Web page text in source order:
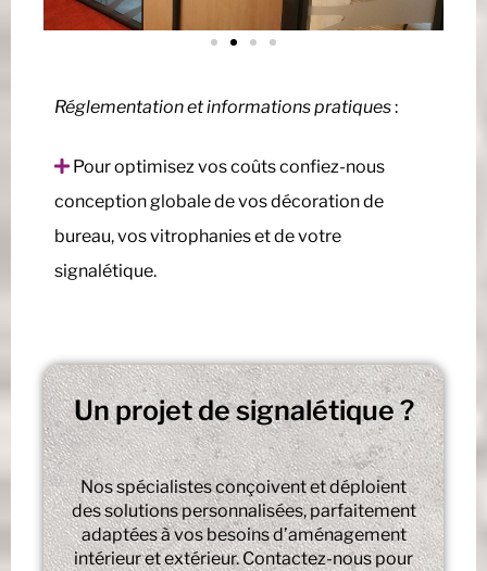
Réglementation et informations pratiques:
Pour optimisez vos coûts confiez-nous
conception globale de vos décoration de
bureau, vos vitrophanies et de votre
signalétique.
Un projet de signalétique ?
Nos spécialistes conçoivent et déploient
des solutions personnalisées, parfaitement
adaptées à vos besoins d’aménagement
intérieur et extérieur. Contactez-nous pour